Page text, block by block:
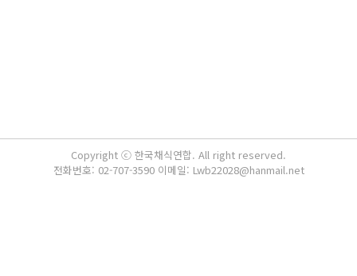
Copyright ⓒ 한국채식연합. All right reserved.
전화번호: 02-707-3590 이메일: Lwb22028@hanmail.net